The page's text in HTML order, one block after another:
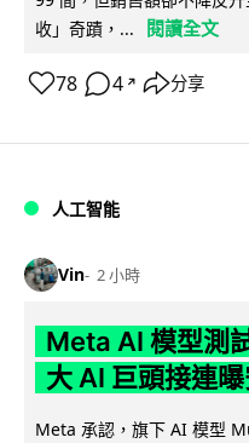
收」奇蹟，...
閱讀全文
78 4 ↗ 分享
人工智能
Vin 2 小時
Meta AI 模型測
大 AI 巨頭接連
Meta 承認，旗下 AI 模型